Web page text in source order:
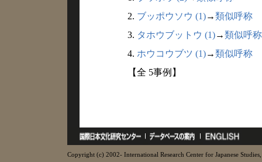
2. ブッポウソウ (1)→類似呼称
3. タホウブットウ (1)→類似呼称
4. ホウコウブツ (1)→類似呼称
【全 5事例】
Copyright (c) 2002- International Research Center for Japanese